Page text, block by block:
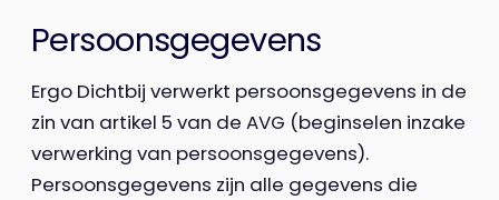
Persoonsgegevens
Ergo Dichtbij verwerkt persoonsgegevens in de
zin van artikel 5 van de AVG (beginselen inzake
verwerking van persoonsgegevens).
Persoonsgegevens zijn alle gegevens die